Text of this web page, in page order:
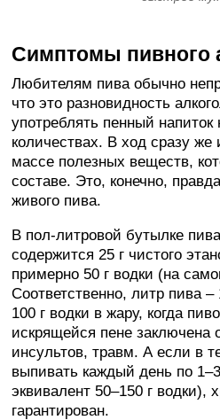
Симптомы пивного
Любителям пива обычно
что это разновидность
употреблять пенный
количествах. В ход сразу же
массе полезных веществ,
составе. Это, конечно,
живого пива.
В пол-литровой бутылке
содержится 25 г чистого
примерно 50 г водки (на
Соответственно, литр пива –
100 г водки в жару, когда
искрящейся пене заключена
инсультов, травм. А если в
выпивать каждый день по
эквивалент 50–150 г водки),
гарантирован.